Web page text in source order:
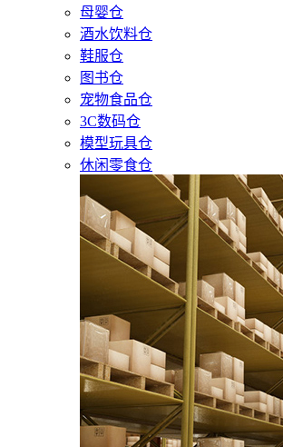
母婴仓
酒水饮料仓
鞋服仓
图书仓
宠物食品仓
3C数码仓
模型玩具仓
休闲零食仓